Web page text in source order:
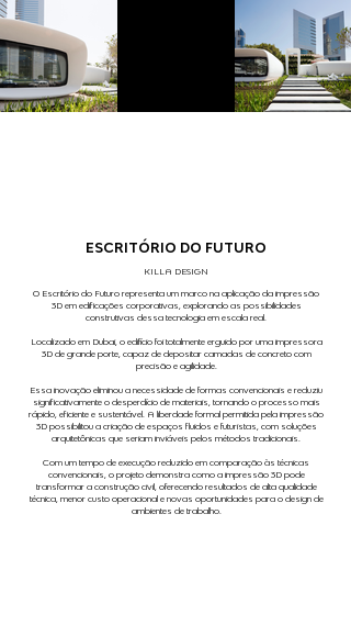
ESCRITÓRIO DO FUTURO
KILLA DESIGN
O Escritório do Futuro representa um marco na aplicação da impressão
3D em edificações corporativas, explorando as possibilidades
construtivas dessa tecnologia em escala real.
Localizado em Dubai, o edifício foi totalmente erguido por uma impressora
3D de grande porte, capaz de depositar camadas de concreto com
precisão e agilidade.
Essa inovação eliminou a necessidade de formas convencionais e reduziu
significativamente o desperdício de materiais, tornando o processo mais
rápido, eficiente e sustentável. A liberdade formal permitida pela impressão
3D possibilitou a criação de espaços fluidos e futuristas, com soluções
arquitetônicas que seriam inviáveis pelos métodos tradicionais.
Com um tempo de execução reduzido em comparação às técnicas
convencionais, o projeto demonstra como a impressão 3D pode
transformar a construção civil, oferecendo resultados de alta qualidade
técnica, menor custo operacional e novas oportunidades para o design de
ambientes de trabalho.